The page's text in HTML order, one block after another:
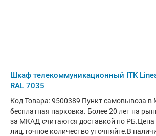
Шкаф телекоммуникационный ITK
RAL 7035
Код Товара: 9500389 Пункт самовывоза в
бесплатная парковка. Более 20 лет на
за МКАД считаются доставкой по РБ.Цена
лиц.точное количество уточняйте.В